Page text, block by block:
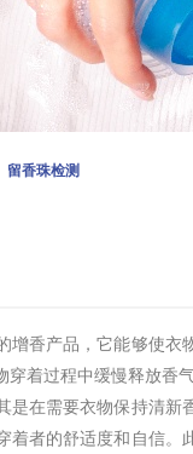
留香珠检测
增香产品，它能够使
穿着过程中缓慢释放香
是在需要衣物保持清
着者的舒适度和自信